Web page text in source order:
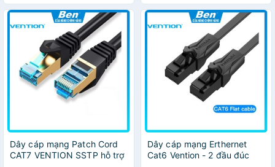
Dây cáp mạng Patch Cord
CAT7 VENTION SSTP hỗ trợ
Dây cáp mạng Erthernet
Cat6 Vention - 2 đầu đúc